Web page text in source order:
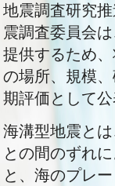
地震調査研究
震調査委員会は
提供するため
の場所、規模
期評価として公
海溝型地震と
との間のずれ
と、海のプレ